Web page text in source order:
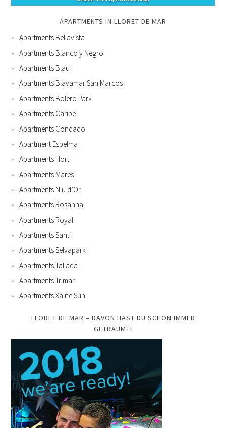
APARTMENTS IN LLORET DE MAR
Apartments Bellavista
Apartments Blanco y Negro
Apartments Blau
Apartments Blavamar San Marcos
Apartments Bolero Park
Apartments Caribe
Apartments Condado
Apartment Espelma
Apartments Hort
Apartments Mares
Apartments Niu d’Or
Apartments Rosanna
Apartments Royal
Apartments Santi
Apartments Selvapark
Apartments Tallada
Apartments Trimar
Apartments Xaine Sun
LLORET DE MAR – DAVON HAST DU SCHON IMMER
GETRÄUMT!